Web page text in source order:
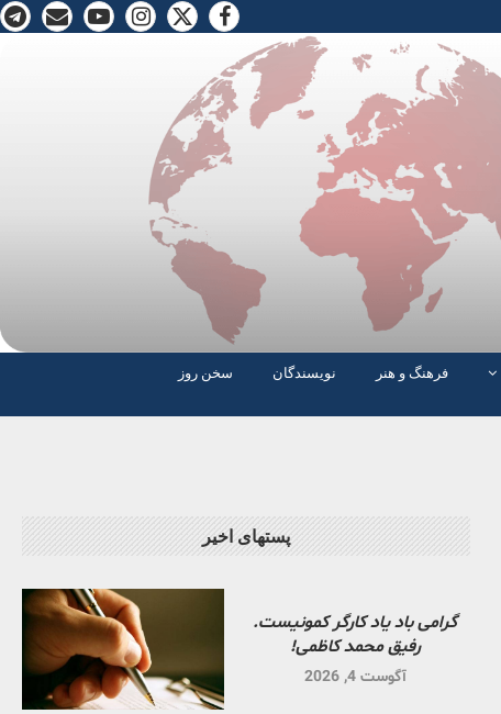
فرهنگ و هنر نویسندگان
سخن روز
پستهای اخیر
گرامی باد یاد کارگر کمونیست.
رفیق محمد کاظمی!
آگوست 4, 2026